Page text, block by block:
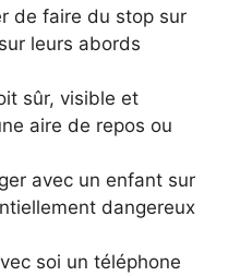
de faire du stop sur
leurs abords
sûr, visible et
aire de repos ou
avec un enfant sur
dangereux
soi un téléphone